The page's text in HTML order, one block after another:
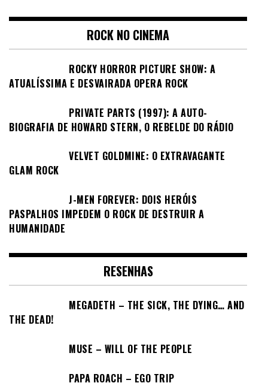
ROCK NO CINEMA
ROCKY HORROR PICTURE SHOW: A
ATUALÍSSIMA E DESVAIRADA OPERA ROCK
PRIVATE PARTS (1997): A AUTO-
BIOGRAFIA DE HOWARD STERN, O REBELDE DO RÁDIO
VELVET GOLDMINE: O EXTRAVAGANTE
GLAM ROCK
J-MEN FOREVER: DOIS HERÓIS
PASPALHOS IMPEDEM O ROCK DE DESTRUIR A
HUMANIDADE
RESENHAS
MEGADETH – THE SICK, THE DYING… AND
THE DEAD!
MUSE – WILL OF THE PEOPLE
PAPA ROACH – EGO TRIP